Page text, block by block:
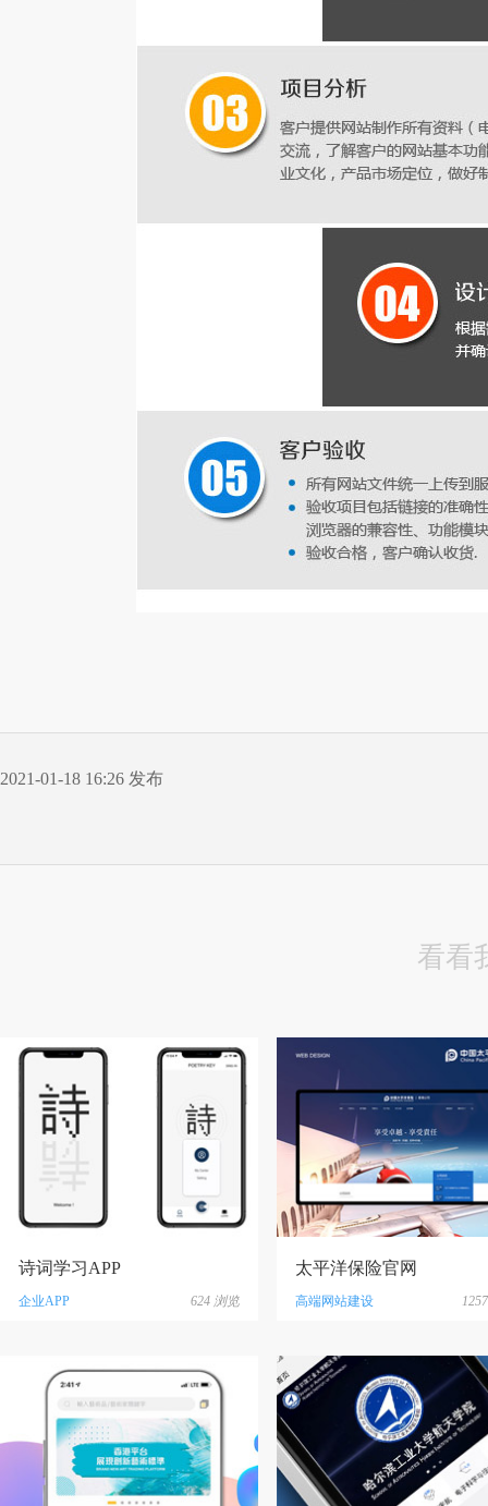
2021-01-18 16:26 发布
看看
诗词学习APP
企业APP 624 浏览
太平洋保险官网
高端网站建设 1257